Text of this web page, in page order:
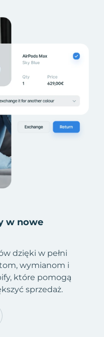
w nowe
dzięki w pełni
wymianom i
które pomogą
sprzedaż.